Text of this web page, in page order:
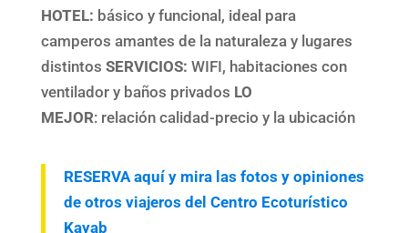
HOTEL: básico y funcional, ideal para
camperos amantes de la naturaleza y lugares
distintos SERVICIOS: WIFI, habitaciones con
ventilador y baños privados LO
MEJOR: relación calidad-precio y la ubicación
RESERVA aquí y mira las fotos y opiniones
de otros viajeros del Centro Ecoturístico
Kayab